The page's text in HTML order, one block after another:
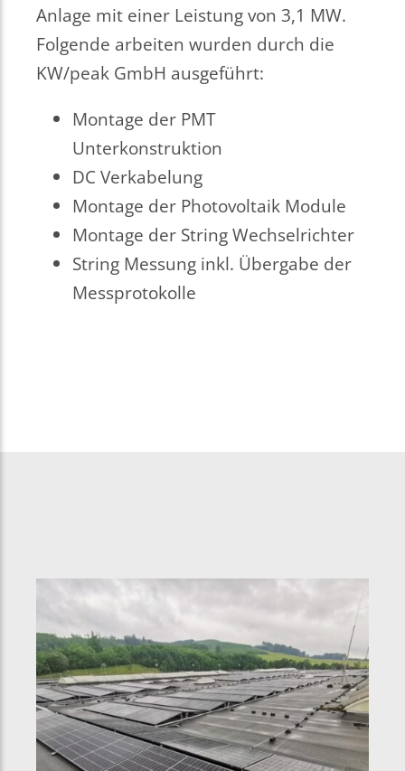
Anlage mit einer Leistung von 3,1 MW.
Folgende arbeiten wurden durch die
KW/peak GmbH ausgeführt:
Montage der PMT
Unterkonstruktion
DC Verkabelung
Montage der Photovoltaik Module
Montage der String Wechselrichter
String Messung inkl. Übergabe der
Messprotokolle